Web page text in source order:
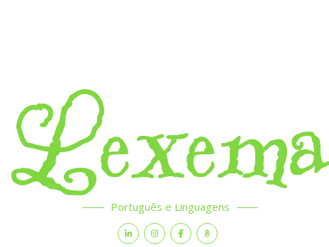
Lexema
Português e Linguagens